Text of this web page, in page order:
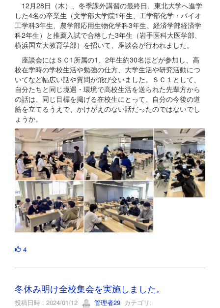
12月28日（木）、冬季課外講習の最終日、東北大学へ進学
した4名の卒業生（文学部大学院1年生、工学部化学・バイオ
工学科3年生、農学部応用生物化学科3年生、経済学部経済学
科2年生）と推薦入試で合格した3年生（岩手医科大医学部、
横浜国立大教育学部）を招いて、座談会が行われました。
座談会にはＳＣ1所属の1、2年生約30名ほどが参加し、高
校在学時の学校生活や勉強の仕方、大学生活や研究活動につ
いてなど幅広い話や質問が飛び交いました。ＳＣ１として、
自分たちと同じ境遇・環境で高校生活を送られた先輩方から
の話は、同じ目標を掲げる在校生にとって、自分の今後の道
筋を立てるうえで、かけがえのない話だったのではないでし
ょうか。
4
冬休み明け全校集会を実施しました。
投稿日時 : 2024/01/12 管理者29 カテゴリ: